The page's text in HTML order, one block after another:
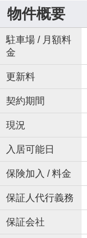
物件概要
駐車場 / 月額料
金
更新料
契約期間
現況
入居可能日
保険加入 / 料金
保証人代行義務
保証会社